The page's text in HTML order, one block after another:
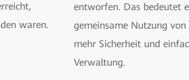
waren.
entworfen. Das bedeutet
gemeinsame Nutzung von
mehr Sicherheit und
Verwaltung.